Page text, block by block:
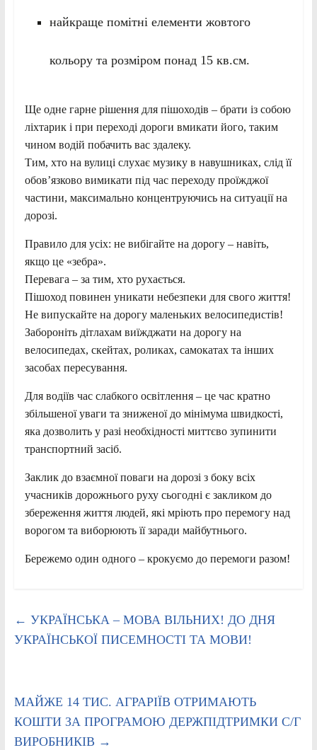
найкраще помітні елементи жовтого
кольору та розміром понад 15 кв.см.
Ще одне гарне рішення для пішоходів – брати із собою
ліхтарик і при переході дороги вмикати його, таким
чином водій побачить вас здалеку.
Тим, хто на вулиці слухає музику в навушниках, слід її
обов’язково вимикати під час переходу проїжджої
частини, максимально концентруючись на ситуації на
дорозі.
Правило для усіх: не вибігайте на дорогу – навіть,
якщо це «зебра».
Перевага – за тим, хто рухається.
Пішоход повинен уникати небезпеки для свого життя!
Не випускайте на дорогу маленьких велосипедистів!
Забороніть дітлахам виїжджати на дорогу на
велосипедах, скейтах, роликах, самокатах та інших
засобах пересування.
Для водіїв час слабкого освітлення – це час кратно
збільшеної уваги та зниженої до мінімума швидкості,
яка дозволить у разі необхідності миттєво зупинити
транспортний засіб.
Заклик до взаємної поваги на дорозі з боку всіх
учасників дорожнього руху сьогодні є закликом до
збереження життя людей, які мріють про перемогу над
ворогом та виборюють її заради майбутнього.
Бережемо один одного – крокуємо до перемоги разом!
← УКРАЇНСЬКА – МОВА ВІЛЬНИХ! ДО ДНЯ
УКРАЇНСЬКОЇ ПИСЕМНОСТІ ТА МОВИ!
МАЙЖЕ 14 ТИС. АГРАРІЇВ ОТРИМАЮТЬ
КОШТИ ЗА ПРОГРАМОЮ ДЕРЖПІДТРИМКИ С/Г
ВИРОБНИКІВ →